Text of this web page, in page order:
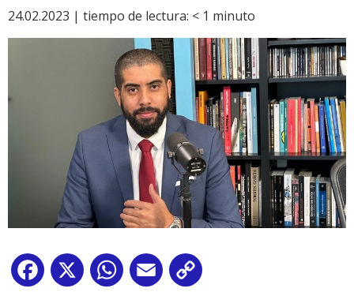
24.02.2023 | tiempo de lectura: < 1 minuto
Facebook
X WhatsApp
Email